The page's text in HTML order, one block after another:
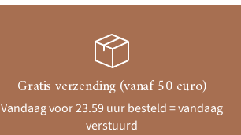
Gratis verzending (vanaf 50 euro)
Vandaag voor 23.59 uur besteld = vandaag
verstuurd